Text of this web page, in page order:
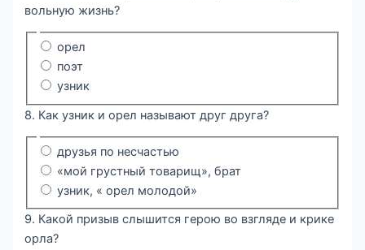
вольную жизнь?
орел
поэт
узник
8. Как узник и орел называют друг друга?
друзья по несчастью
«мой грустный товарищ», брат
узник, « орел молодой»
9. Какой призыв слышится герою во взгляде и крике
орла?